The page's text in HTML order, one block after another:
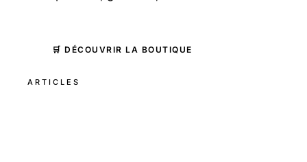
🛒 DÉCOUVRIR LA BOUTIQUE
ARTICLES